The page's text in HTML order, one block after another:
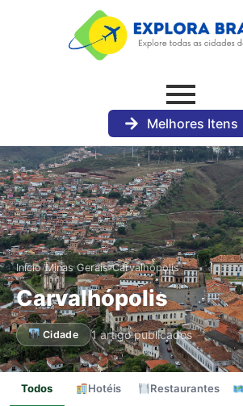
Melhores Itens
Início›Minas Gerais›Carvalhópolis
Carvalhópolis
Cidade 1 artigo publicados
Todos Hotéis Restaurantes